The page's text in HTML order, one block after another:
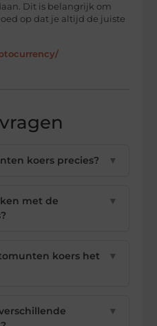
Dit is belangrijk om
op dat je altijd de juiste
koers precies? ▼
met de
▼
koers het
▼
▼